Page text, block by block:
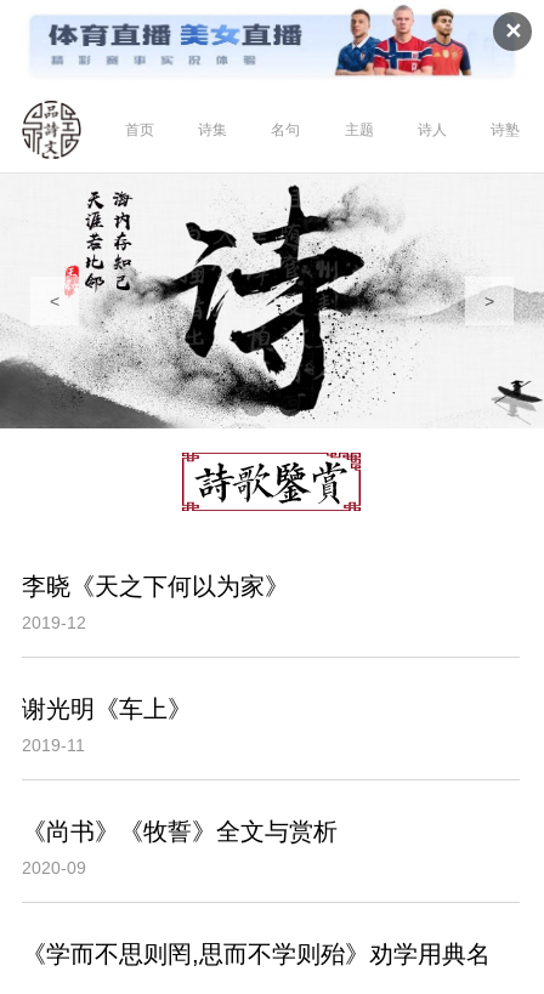
✕
首页 诗集 名句 主题 诗人 诗塾
< >
李晓《天之下何以为家》
2019-12
谢光明《车上》
2019-11
《尚书》《牧誓》全文与赏析
2020-09
《学而不思则罔,思而不学则殆》劝学用典名